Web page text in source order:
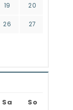
19 20
26 27
Sa So